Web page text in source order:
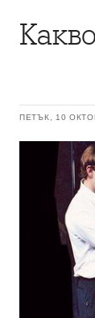
ПЕТЪК, 10